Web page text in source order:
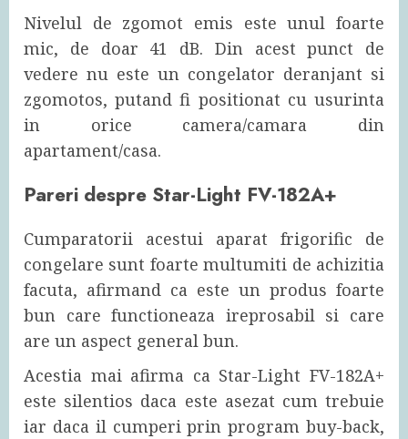
Nivelul de zgomot emis este unul foarte
mic, de doar 41 dB. Din acest punct de
vedere nu este un congelator deranjant si
zgomotos, putand fi positionat cu usurinta
in orice camera/camara din
apartament/casa.
Pareri despre Star-Light FV-182A+
Cumparatorii acestui aparat frigorific de
congelare sunt foarte multumiti de achizitia
facuta, afirmand ca este un produs foarte
bun care functioneaza ireprosabil si care
are un aspect general bun.
Acestia mai afirma ca Star-Light FV-182A+
este silentios daca este asezat cum trebuie
iar daca il cumperi prin program buy-back,